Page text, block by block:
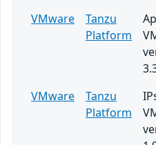
VMware
Tanzu
Platform
VMware
Tanzu
Platform